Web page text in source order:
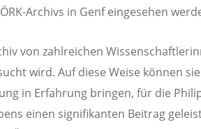
Archivs in Genf eingesehen
von zahlreichen
wird. Auf diese Weise können
in Erfahrung bringen, für die
einen signifikanten Beitrag